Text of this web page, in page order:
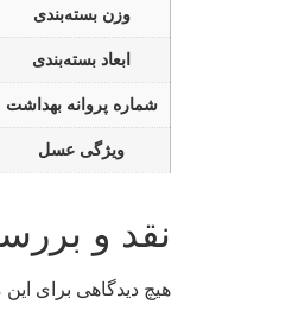
وزن بسته‌بندی
ابعاد بسته‌بندی
شماره پروانه بهداشت
ویژگی عسل
نقد و
هیچ دیدگاهی برای